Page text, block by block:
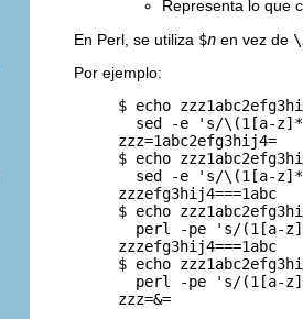
Representa lo que
En Perl, se utiliza $n en vez de \
Por ejemplo:
$ echo
sed -e 's/\(1[a-
     zzz=1abc2efg3hij4=
$ echo
sed -e 's/\(1[a-
     zzzefg3hij4===1abc
$ echo
perl -pe 's/(1[a-
     zzzefg3hij4===1abc
$ echo
perl -pe 's/(1[a-